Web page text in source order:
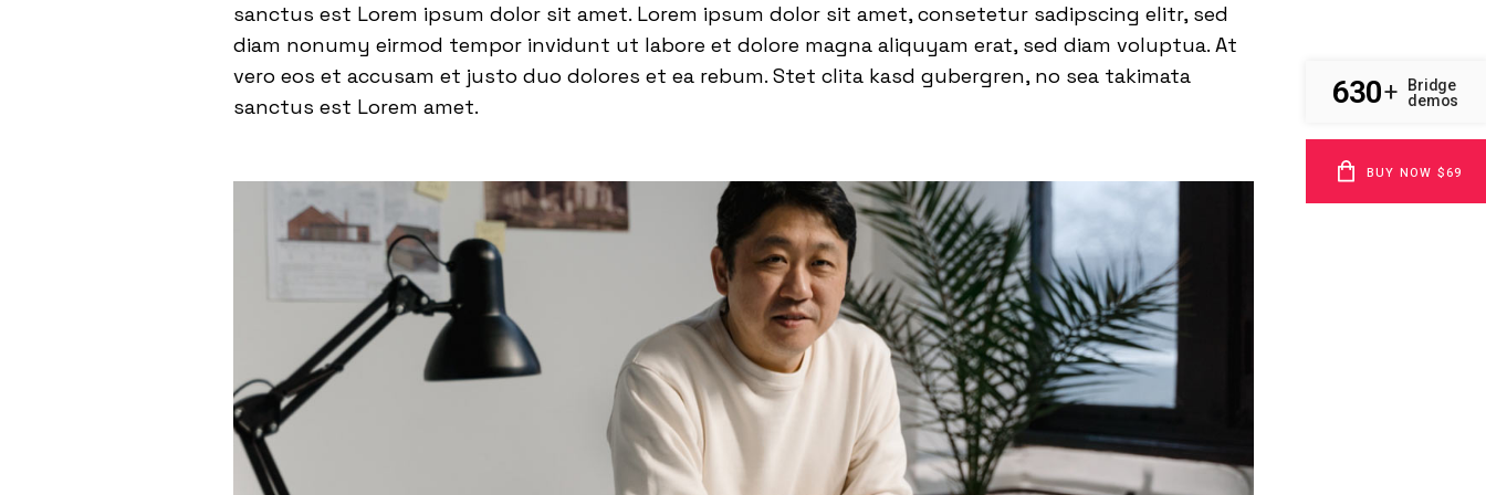
sanctus est Lorem ipsum dolor sit amet. Lorem ipsum dolor sit amet, consetetur sadipscing elitr, sed
diam nonumy eirmod tempor invidunt ut labore et dolore magna aliquyam erat, sed diam voluptua. At
vero eos et accusam et justo duo dolores et ea rebum. Stet clita kasd gubergren, no sea takimata
sanctus est Lorem amet.
630+
Bridge
demos
BUY NOW $69